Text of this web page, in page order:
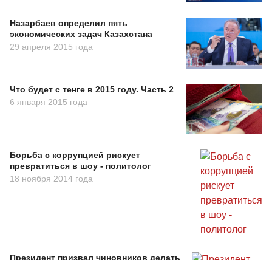
Назарбаев определил пять
экономических задач Казахстана
29 апреля 2015 года
Что будет с тенге в 2015 году. Часть 2
6 января 2015 года
Борьба с коррупцией рискует
превратиться в шоу - политолог
18 ноября 2014 года
Президент призвал чиновников делать